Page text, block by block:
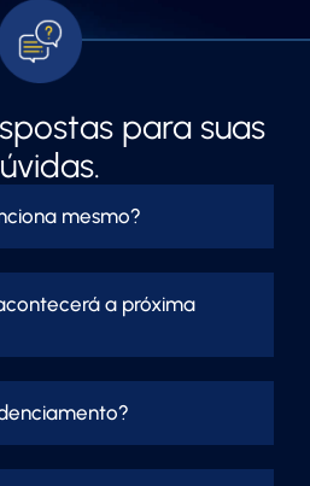
para suas
mesmo?
a próxima